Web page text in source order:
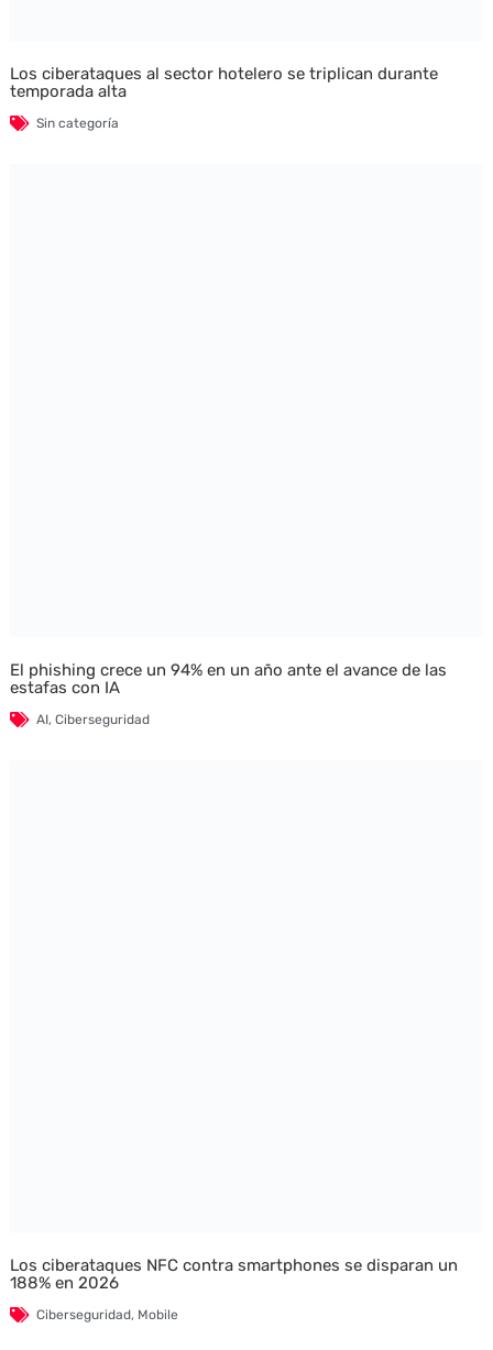
Los ciberataques al sector hotelero se triplican durante
temporada alta
Sin categoría
El phishing crece un 94% en un año ante el avance de las
estafas con IA
AI, Ciberseguridad
Los ciberataques NFC contra smartphones se disparan un
188% en 2026
Ciberseguridad, Mobile